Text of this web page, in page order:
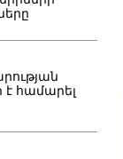
է համարել